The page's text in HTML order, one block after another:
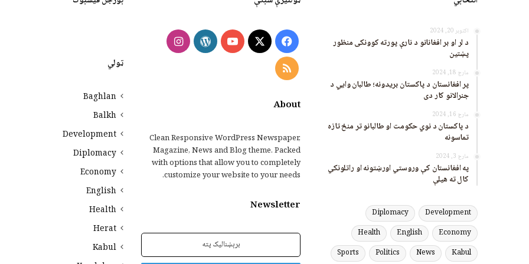
اکتوبر 20, 2024
د لر او بر افغانانو د نارې پورته کوونکی منظور
پښتین
مارچ 18, 2024
پر افغانستان د پاکستان بریدونه؛ طالبان وايي د
جنرالانو کار دی
مارچ 16, 2024
د پاکستان د نوي حکومت او طالبانو تر منځ تازه
تماسونه
مارچ 3, 2024
په افغانستان کې وروستي اورښتونه او راتلونکي
کال ته هیلې
Development
Diplomacy
Economy
English
Health
Kabul
News
Politics
Sports
Facebook
X
YouTube
WordPress
Instagram
RSS
About
Clean Responsive WordPress Newspaper,
Magazine, News and Blog theme. Packed
with options that allow you to completely
customize your website to your needs.
Newsletter
برېښنالیک
ټولي
Baghlan
Balkh
Development
Diplomacy
Economy
English
Health
Herat
Kabul